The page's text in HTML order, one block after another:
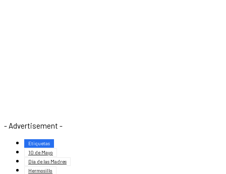
- Advertisement -
Etiquetas
10 de Mayo
Día de las Madres
Hermosillo